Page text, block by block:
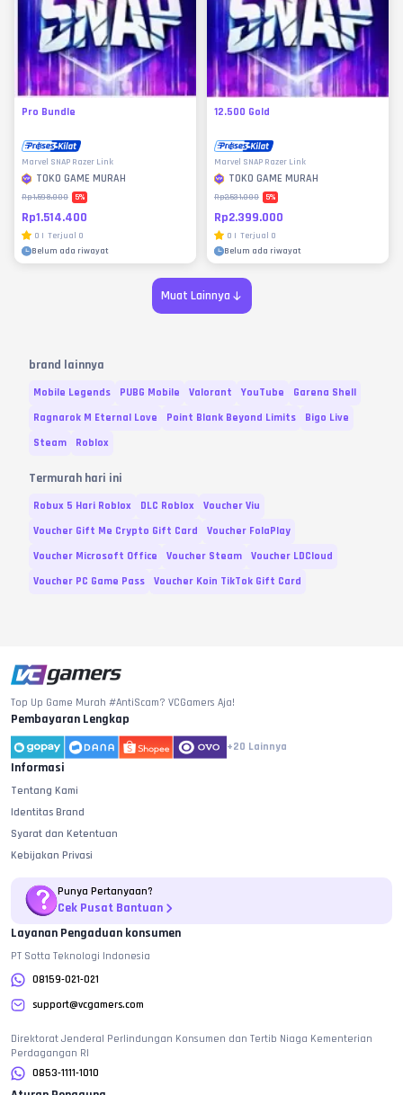
Pro Bundle
Marvel SNAP Razer Link
TOKO GAME MURAH
Rp1.598.000 5%
Rp1.514.400
0 | Terjual 0
Belum ada riwayat
12.500 Gold
Marvel SNAP Razer Link
TOKO GAME MURAH
Rp2.531.000 5%
Rp2.399.000
0 | Terjual 0
Belum ada riwayat
Muat Lainnya
brand lainnya
Mobile Legends PUBG Mobile Valorant YouTube
Garena Shell
Ragnarok M Eternal Love
Point Blank Beyond Limits
Bigo Live
Steam
Roblox
Termurah hari ini
Robux 5 Hari Roblox DLC Roblox
Voucher Viu
Voucher Gift Me Crypto Gift Card
Voucher FolaPlay
Voucher Microsoft Office
Voucher Steam
Voucher LDCloud
Voucher PC Game Pass
Voucher Koin TikTok Gift Card
Top Up Game Murah #AntiScam? VCGamers Aja!
Pembayaran Lengkap
+20 Lainnya
Informasi
Tentang Kami
Identitas Brand
Syarat dan Ketentuan
Kebijakan Privasi
Punya Pertanyaan?
Cek Pusat Bantuan
Layanan Pengaduan konsumen
PT Sotta Teknologi Indonesia
08159-021-021
support@vcgamers.com
Direktorat Jenderal Perlindungan Konsumen dan Tertib Niaga Kementerian
Perdagangan RI
0853-1111-1010